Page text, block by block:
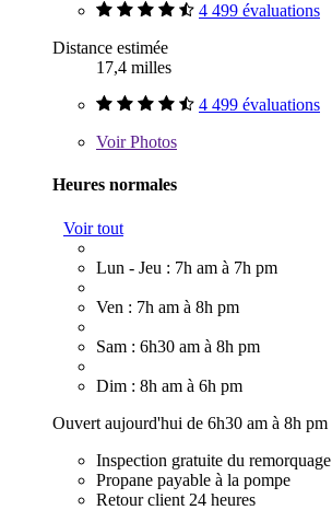
4 499 évaluations
Distance estimée
17,4 milles
4 499 évaluations
VoirPhotos
Heures normales
Voir tout
Lun - Jeu : 7h am à 7h pm
Ven : 7h am à 8h pm
Sam : 6h30 am à 8h pm
Dim : 8h am à 6h pm
Ouvert aujourd'hui de 6h30 am à 8h pm
Inspection gratuite du remorquage
Propane payable à la pompe
Retour client 24 heures